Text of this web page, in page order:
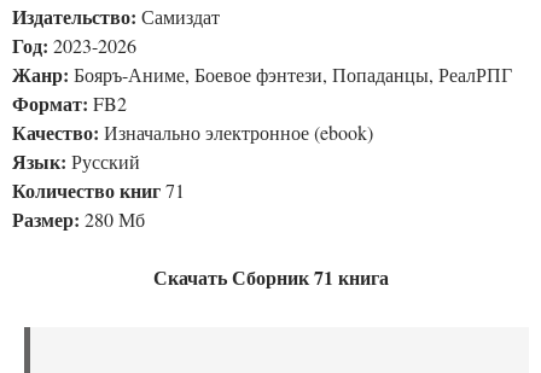
Издательство: Самиздат
Год: 2023-2026
Жанр: Бояръ-Аниме, Боевое фэнтези, Попаданцы, РеалРПГ
Формат: FB2
Качество: Изначально электронное (ebook)
Язык: Русский
Количество книг71
Размер: 280 Мб
Скачать Сборник 71 книга